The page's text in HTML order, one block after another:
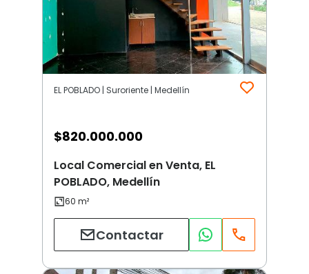
EL POBLADO | Suroriente | Medellín
$820.000.000
Local Comercial en Venta, EL
POBLADO, Medellín
Contactar